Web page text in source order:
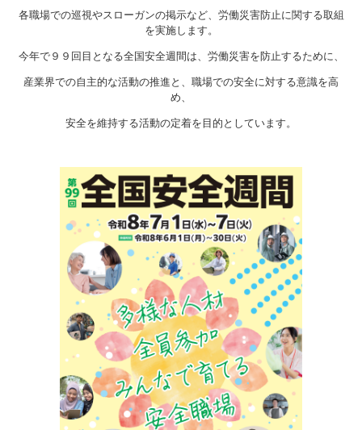
各職場での巡視やスローガンの掲示など、労働災害防止に関する取組
を実施します。
今年で９９回目となる全国安全週間は、労働災害を防止するために、
産業界での自主的な活動の推進と、職場での安全に対する意識を高
め、
安全を維持する活動の定着を目的としています。